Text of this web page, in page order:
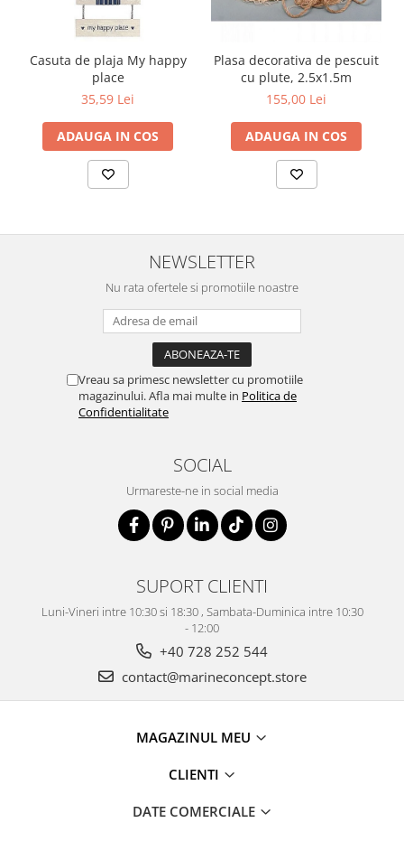
Casuta de plaja My happy
place
35,59 Lei
ADAUGA IN COS
Plasa decorativa de pescuit
cu plute, 2.5x1.5m
155,00 Lei
ADAUGA IN COS
NEWSLETTER
Nu rata ofertele si promotiile noastre
Vreau sa primesc newsletter cu promotiile
magazinului. Afla mai multe in Politica de
Confidentialitate
SOCIAL
Urmareste-ne in social media
SUPORT CLIENTI
Luni-Vineri intre 10:30 si 18:30 , Sambata-Duminica intre 10:30
- 12:00
+40 728 252 544
contact@marineconcept.store
MAGAZINUL MEU
CLIENTI
DATE COMERCIALE